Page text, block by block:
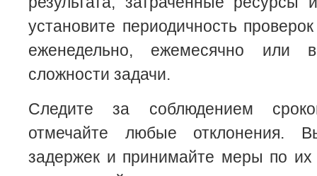
установите периодичность
еженедельно, ежемесячно или
сложности задачи.
Следите за соблюдением
отмечайте любые отклонения.
задержек и принимайте меры по их